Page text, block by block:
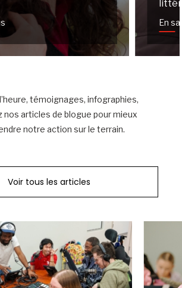
En
témoignages, infographies,
nos articles de blogue pour mieux
notre action sur le terrain.
Voir tous les articles